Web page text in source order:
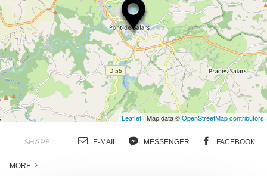
Leaflet | Map data ©OpenStreetMap contributors
SHARE : E-MAIL MESSENGER FACEBOOK
MORE